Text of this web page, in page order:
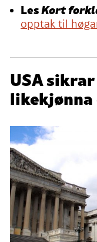
LesKort
opptak til
USA